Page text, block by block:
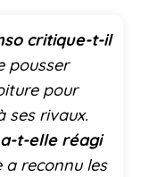
critique-t-il
pousser
pour
ses rivaux.
t-elle réagi
a reconnu les